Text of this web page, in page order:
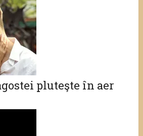
pluteşte în aer